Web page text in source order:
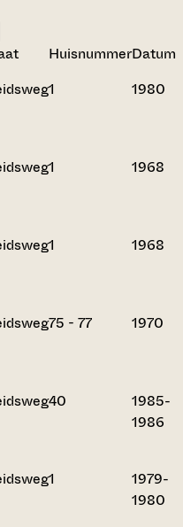
HuisnummerDatum
1 1980
1 1968
1 1968
75 - 77 1970
40
1985-
1986
1
1979-
1980